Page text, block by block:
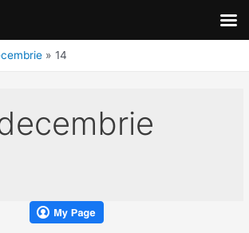
14